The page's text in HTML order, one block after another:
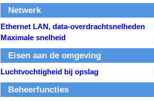
Netwerk
Ethernet LAN, data-overdrachtsnelheden
Maximale snelheid
Eisen aan de omgeving
Luchtvochtigheid bij opslag
Beheerfuncties